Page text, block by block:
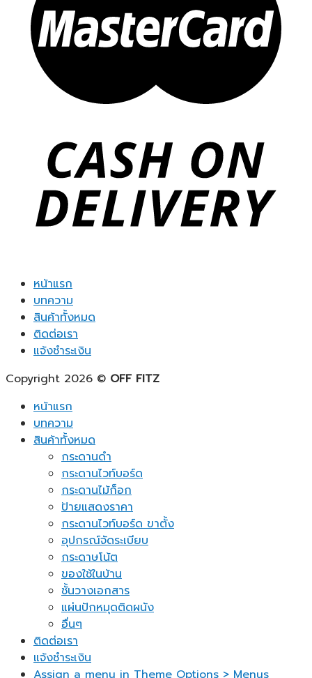
หน้าแรก
บทความ
สินค้าทั้งหมด
ติดต่อเรา
แจ้งชำระเงิน
Copyright 2026 © OFF FITZ
หน้าแรก
บทความ
สินค้าทั้งหมด
กระดานดำ
กระดานไวท์บอร์ด
กระดานไม้ก็อก
ป้ายแสดงราคา
กระดานไวท์บอร์ด ขาตั้ง
อุปกรณ์จัดระเบียบ
กระดาษโน้ต
ของใช้ในบ้าน
ชั้นวางเอกสาร
แผ่นปักหมุดติดผนัง
อื่นๆ
ติดต่อเรา
แจ้งชำระเงิน
Assign a menu in Theme Options > Menus